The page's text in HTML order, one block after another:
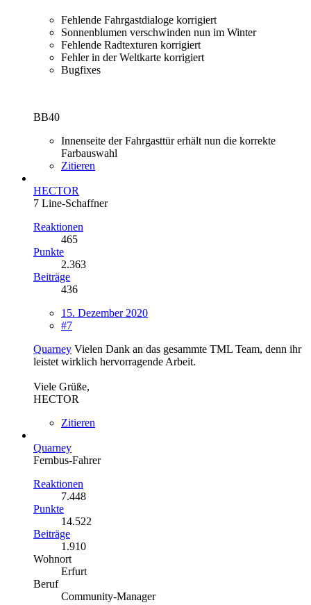
Fehlende Fahrgastdialoge korrigiert
Sonnenblumen verschwinden nun im Winter
Fehlende Radtexturen korrigiert
Fehler in der Weltkarte korrigiert
Bugfixes
BB40
Innenseite der Fahrgasttür erhält nun die korrekte
Farbauswahl
Zitieren
HECTOR
7 Line-Schaffner
Reaktionen
465
Punkte
2.363
Beiträge
436
15. Dezember 2020
#7
Quarney Vielen Dank an das gesammte TML Team, denn ihr
leistet wirklich hervorragende Arbeit.
Viele Grüße,
HECTOR
Zitieren
Quarney
Fernbus-Fahrer
Reaktionen
7.448
Punkte
14.522
Beiträge
1.910
Wohnort
Erfurt
Beruf
Community-Manager